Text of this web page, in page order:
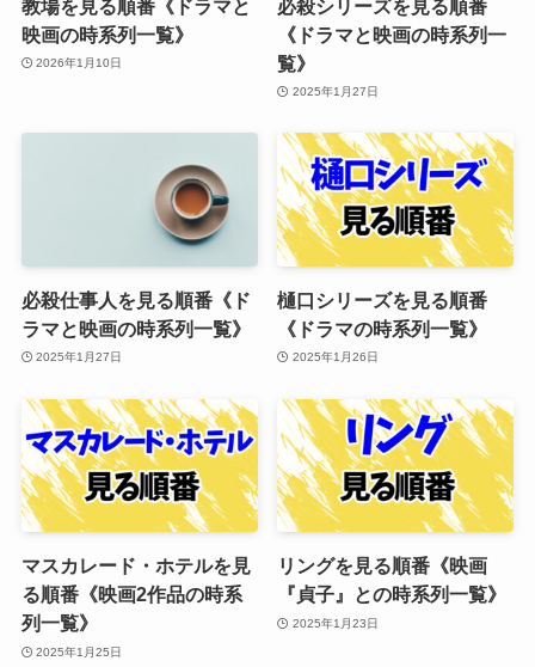
教場を見る順番《ドラマと
映画の時系列一覧》
2026年1月10日
必殺シリーズを見る順番
《ドラマと映画の時系列一
覧》
2025年1月27日
必殺仕事人を見る順番《ド
ラマと映画の時系列一覧》
2025年1月27日
樋口シリーズを見る順番
《ドラマの時系列一覧》
2025年1月26日
マスカレード・ホテルを見
る順番《映画2作品の時系
列一覧》
2025年1月25日
リングを見る順番《映画
『貞子』との時系列一覧》
2025年1月23日